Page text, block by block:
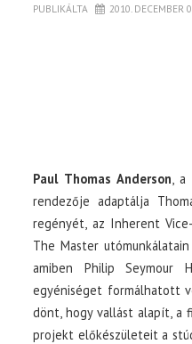
PUBLIKÁLTA 2010. DECEMBER
Paul Thomas Anderson ,
rendezője adaptálja
regényét, az Inherent
The Master
amiben Philip Seymour
egyéniséget formálhatott
dönt, hogy vallást alapít, a
projekt előkészületeit a